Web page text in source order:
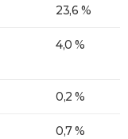
23,6 %
4,0 %
0,2 %
0,7 %